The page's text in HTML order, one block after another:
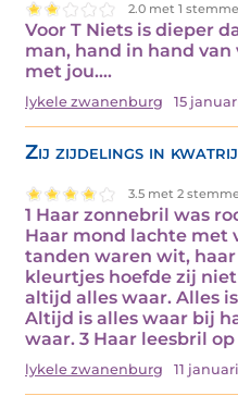
2.0 met 1
Voor T Niets is dieper
man, hand in hand
met jou.…
lykele zwanenburg 15
Zij zijdelings in
3.5 met 2
1 Haar zonnebril was
Haar mond lachte met
tanden waren wit,
kleurtjes hoefde zij
altijd alles waar. Alles
Altijd is alles waar bij
waar. 3 Haar leesbril
lykele zwanenburg 11